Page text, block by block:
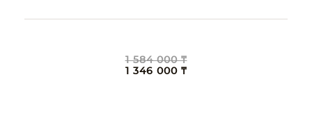
1 584 000 ₸
1 346 000 ₸